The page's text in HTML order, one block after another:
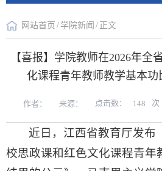
网站首页 / 学院新闻 / 正文
【喜报】学院教师在2026年全
化课程青年教师教学基本
作者： 来源： 点击数： 148 次
近日，江西省教育厅发布
校思政课和红色文化课程青年